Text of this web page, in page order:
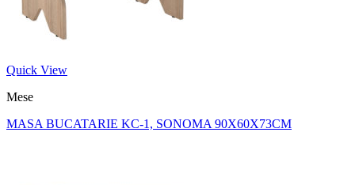
Quick View
Mese
MASA BUCATARIE KC-1, SONOMA 90X60X73CM